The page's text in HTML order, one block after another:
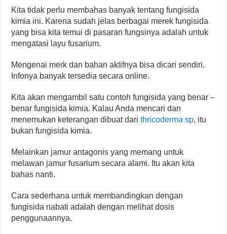
Kita tidak perlu membahas banyak tentang fungisida
kimia ini. Karena sudah jelas berbagai merek fungisida
yang bisa kita temui di pasaran fungsinya adalah untuk
mengatasi layu fusarium.
Mengenai merk dan bahan aktifnya bisa dicari sendiri.
Infonya banyak tersedia secara online.
Kita akan mengambil satu contoh fungisida yang benar –
benar fungisida kimia. Kalau Anda mencari dan
menemukan keterangan dibuat darithricoderma sp, itu
bukan fungisida kimia.
Melainkan jamur antagonis yang memang untuk
melawan jamur fusarium secara alami. Itu akan kita
bahas nanti.
Cara sederhana untuk membandingkan dengan
fungisida nabati adalah dengan melihat dosis
penggunaannya.